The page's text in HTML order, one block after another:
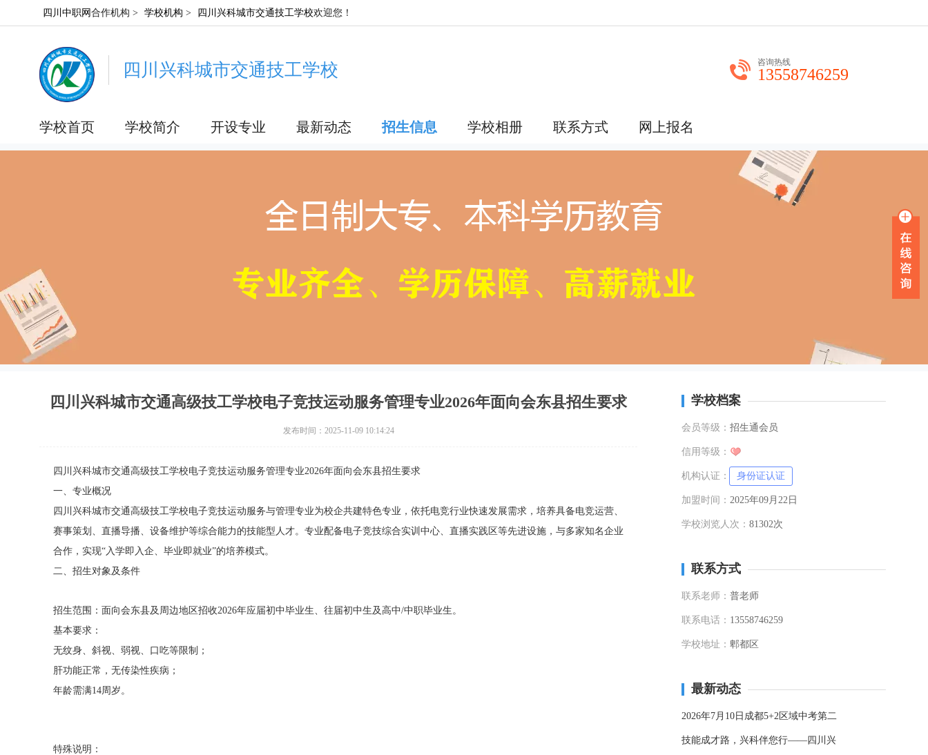
四川中职网 合作机构 > 学校机构 > 四川兴科城市交通技工学校欢迎您！
四川兴科城市交通技工学校 咨询热线
13558746259
学校首页 学校简介 开设专业 最新动态 招生信息 学校相册 联系方式 网上报名
四川兴科城市交通高级技工学校电子竞技运动服务管理专业2026年面向会东县招生要求
发布时间：2025-11-09 10:14:24
四川兴科城市交通高级技工学校电子竞技运动服务管理专业2026年面向会东县招生要求
一、专业概况
四川兴科城市交通高级技工学校电子竞技运动服务与管理专业为校企共建特色专业，依托电竞行业快速发展需求，培养具备电竞运营、
赛事策划、直播导播、设备维护等综合能力的技能型人才。专业配备电子竞技综合实训中心、直播实践区等先进设施，与多家知名企业
合作，实现“入学即入企、毕业即就业”的培养模式。
二、招生对象及条件
招生范围：面向会东县及周边地区招收2026年应届初中毕业生、往届初中生及高中/中职毕业生。
基本要求：
无纹身、斜视、弱视、口吃等限制；
肝功能正常，无传染性疾病；
年龄需满14周岁。
特殊说明：
学校档案
会员等级： 招生通会员
信用等级：
机构认证： 身份证认证
加盟时间： 2025年09月22日
学校浏览人次： 81302次
联系方式
联系老师： 普老师
联系电话： 13558746259
学校地址： 郫都区
最新动态
2026年7月10日成都5+2区域中考第二
技能成才路，兴科伴您行——四川兴